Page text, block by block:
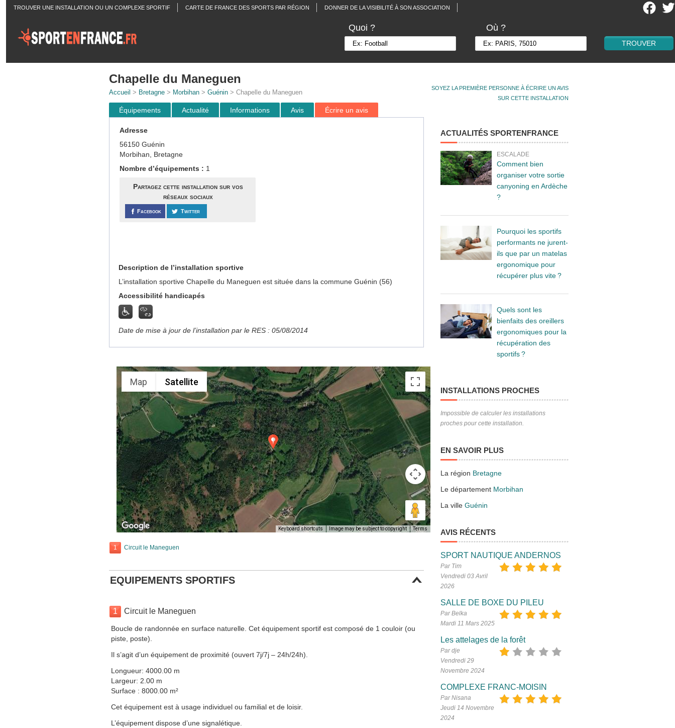
TROUVER UNE INSTALLATION OU UN COMPLEXE SPORTIF CARTE DE FRANCE DES SPORTS PAR RÉGION DONNER DE LA VISIBILITÉ À SON ASSOCIATION
Quoi ? Où ?
SOYEZ LA PREMIÈRE PERSONNE À ÉCRIRE UN AVIS
SUR CETTE INSTALLATION
Chapelle du Maneguen
Accueil > Bretagne> Morbihan> Guénin> Chapelle du Maneguen
Équipements Actualité Informations Avis Écrire un avis
Adresse
56150 Guénin
Morbihan, Bretagne
Nombre d’équipements : 1
Partagez cette installation sur vos
réseaux sociaux
Facebook Twitter
Description de l’installation sportive
L’installation sportive Chapelle du Maneguen est située dans la commune Guénin (56)
Accessibilité handicapés
Date de mise à jour de l’installation par le RES : 05/08/2014
Map Satellite
Keyboard shortcuts Image may be subject to copyright Terms
1 Circuit le Maneguen
EQUIPEMENTS SPORTIFS
1 Circuit le Maneguen
Boucle de randonnée en surface naturelle. Cet équipement sportif est composé de 1 couloir (ou
piste, poste).
Il s’agit d’un équipement de proximité (ouvert 7j/7j – 24h/24h).
Longueur: 4000.00 m
Largeur: 2.00 m
Surface : 8000.00 m²
Cet équipement est à usage individuel ou familial et de loisir.
L’équipement dispose d’une signalétique.
ACTUALITÉS SPORTENFRANCE
ESCALADE
Comment bien
organiser votre sortie
canyoning en Ardèche
?
Pourquoi les sportifs
performants ne jurent-
ils que par un matelas
ergonomique pour
récupérer plus vite ?
Quels sont les
bienfaits des oreillers
ergonomiques pour la
récupération des
sportifs ?
INSTALLATIONS PROCHES
Impossible de calculer les installations
proches pour cette installation.
EN SAVOIR PLUS
La région Bretagne
Le département Morbihan
La ville Guénin
AVIS RÉCENTS
SPORT NAUTIQUE ANDERNOS
Par Tim
Vendredi 03 Avril
2026
SALLE DE BOXE DU PILEU
Par Belka
Mardi 11 Mars 2025
Les attelages de la forêt
Par dje
Vendredi 29
Novembre 2024
COMPLEXE FRANC-MOISIN
Par Nisana
Jeudi 14 Novembre
2024